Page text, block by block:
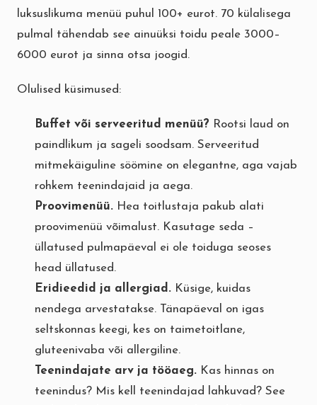
luksuslikuma menüü puhul 100+ eurot. 70 külalisega
pulmal tähendab see ainuüksi toidu peale 3000–
6000 eurot ja sinna otsa joogid.
Olulised küsimused:
Buffet või serveeritud menüü? Rootsi laud on
paindlikum ja sageli soodsam. Serveeritud
mitmekäiguline söömine on elegantne, aga vajab
rohkem teenindajaid ja aega.
Proovimenüü. Hea toitlustaja pakub alati
proovimenüü võimalust. Kasutage seda –
üllatused pulmapäeval ei ole toiduga seoses
head üllatused.
Eridieedid ja allergiad. Küsige, kuidas
nendega arvestatakse. Tänapäeval on igas
seltskonnas keegi, kes on taimetoitlane,
gluteenivaba või allergiline.
Teenindajate arv ja tööaeg. Kas hinnas on
teenindus? Mis kell teenindajad lahkuvad? See